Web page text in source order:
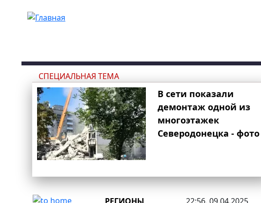
СПЕЦИАЛЬНАЯ ТЕМА
В сети показали
демонтаж одной из
многоэтажек
Северодонецка - фото